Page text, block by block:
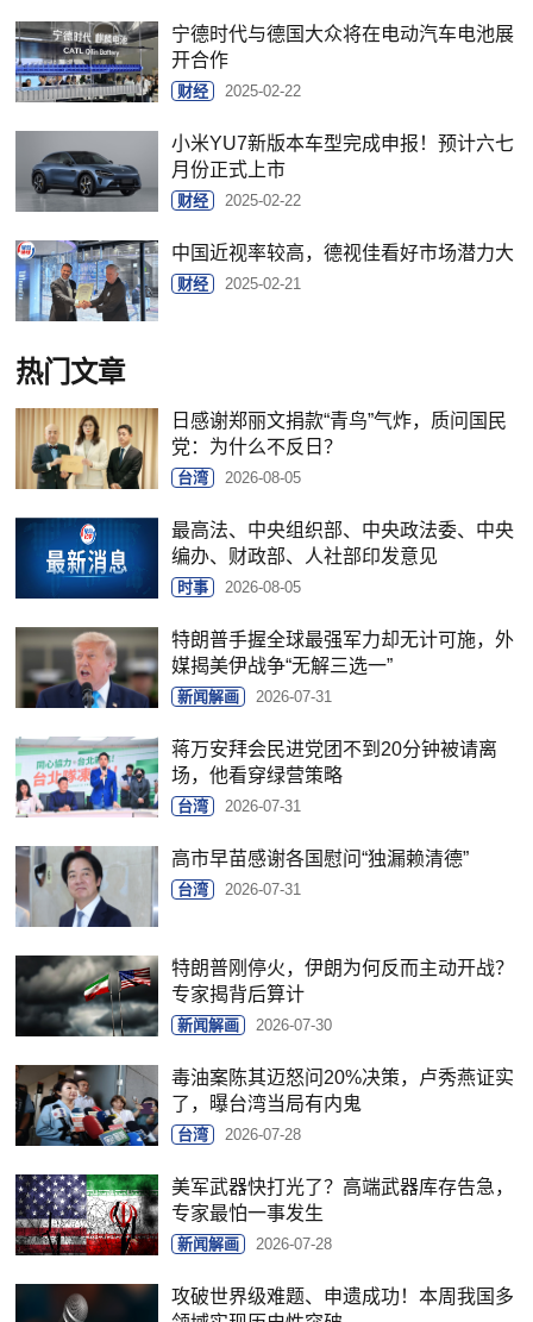
宁德时代与德国大众将在电动汽车电池展
开合作
财经 2025-02-22
小米YU7新版本车型完成申报！预计六七
月份正式上市
财经 2025-02-22
中国近视率较高，德视佳看好市场潜力大
财经 2025-02-21
热门文章
日感谢郑丽文捐款“青鸟”气炸，质问国民
党：为什么不反日？
台湾 2026-08-05
最高法、中央组织部、中央政法委、中央
编办、财政部、人社部印发意见
时事 2026-08-05
特朗普手握全球最强军力却无计可施，外
媒揭美伊战争“无解三选一”
新闻解画 2026-07-31
蒋万安拜会民进党团不到20分钟被请离
场，他看穿绿营策略
台湾 2026-07-31
高市早苗感谢各国慰问“独漏赖清德”
台湾 2026-07-31
特朗普刚停火，伊朗为何反而主动开战？
专家揭背后算计
新闻解画 2026-07-30
毒油案陈其迈怒问20%决策，卢秀燕证实
了，曝台湾当局有内鬼
台湾 2026-07-28
美军武器快打光了？高端武器库存告急，
专家最怕一事发生
新闻解画 2026-07-28
攻破世界级难题、申遗成功！本周我国多